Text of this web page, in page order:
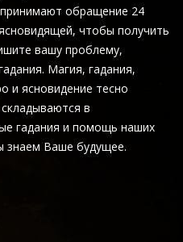
обращение 24
чтобы получить
вашу проблему,
Магия, гадания,
и ясновидение тесно
в
гадания и помощь наших
знаем Ваше будущее.